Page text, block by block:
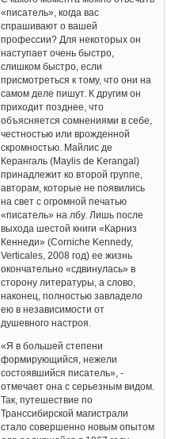
«писатель», когда вас
спрашивают о вашей
профессии? Для некоторых он
наступает очень быстро,
слишком быстро, если
присмотреться к тому, что они на
самом деле пишут. К другим он
приходит позднее, что
объясняется сомнениями в себе,
честностью или врожденной
скромностью. Майлис де
Керангаль (Maylis de Kerangal)
принадлежит ко второй группе,
авторам, которые не появились
на свет с огромной печатью
«писатель» на лбу. Лишь после
выхода шестой книги «Карниз
Кеннеди» (Corniche Kennedy,
Verticales, 2008 год) ее жизнь
окончательно «сдвинулась» в
сторону литературы, а слово,
наконец, полностью завладело
ею в независимости от
душевного настроя.
«Я в большей степени
формирующийся, нежели
состоявшийся писатель», -
отмечает она с серьезным видом.
Так, путешествие по
Транссибирской магистрали
стало совершенно новым опытом